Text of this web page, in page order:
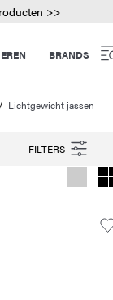
>>
BRANDS
Lichtgewicht jassen